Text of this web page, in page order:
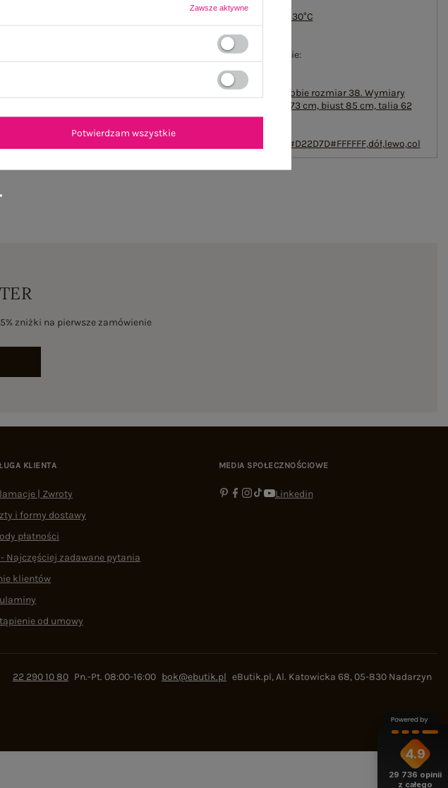
#sposób prania :
pranie w pralce w 30°C
otwarte,
#wysokość w pasie:
#modelka:
Modelka ma na sobie rozmiar 38. Wymiary
modelki: wzrost 173 cm, biust 85 cm, talia 62
cm, biodra 95 cm
txt_BESTSELLER#D22D7D#FFFFFF,dół,lewo,col
zniżki na pierwsze zamówienie
KLIENTA
| Zwroty
i formy dostawy
płatności
- Najczęściej zadawane pytania
klientów
od umowy
MEDIA SPOŁECZNOŚCIOWE
Linkedin
22 290 10 80 Pn.-Pt. 08:00-16:00 bok@ebutik.pl eButik.pl,Al. Katowicka 68,05-830 Nadarzyn
4.9
29 736 opinii
z całego
Zawsze aktywne
Potwierdzam wszystkie